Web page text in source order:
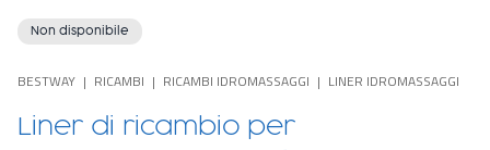
Non disponibile
BESTWAY RICAMBI RICAMBI IDROMASSAGGI LINER IDROMASSAGGI
Liner di ricambio per